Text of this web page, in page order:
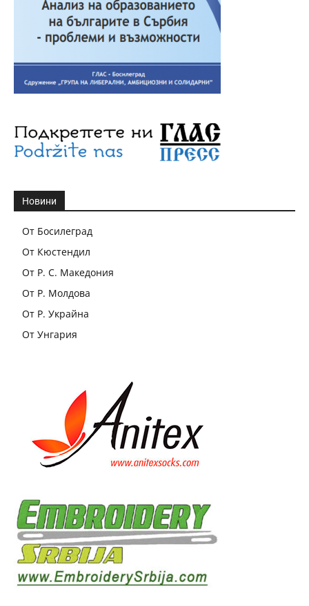
Новини
От Босилеград
От Кюстендил
От Р. С. Македония
От Р. Молдова
От Р. Украйна
От Унгария